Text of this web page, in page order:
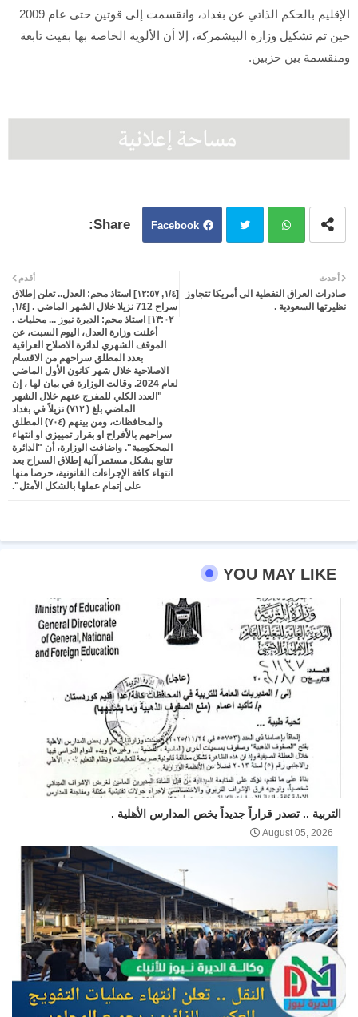
الإقليم بالحكم الذاتي عن بغداد، وانقسمت إلى قوتين حتى عام 2009
حين تم تشكيل وزارة البيشمركة، إلا أن الألوية الخاصة بها بقيت تابعة
ومنقسمة بين حزبين.
Facebook
ter atsa
أحدث
صادرات العراق النفطية الى أمريكا تتجاوز
نظيرتها السعودية .
أقدم
[٤/‏١, ١٢:٥٧] استاذ محم: العدل.. تعلن إطلاق
سراح 712 نزيلا خلال الشهر الماضي . [٤/‏١,
١٣:٠٢] استاذ محم: الديرة نيوز ... محليات .
أعلنت وزارة العدل، اليوم السبت، عن
الموقف الشهري لدائرة الاصلاح العراقية
بعدد المطلق سراحهم من الاقسام
الاصلاحية خلال ‏شهر كانون الأول الماضي
لعام 2024. وقالت الوزارة في بيان لها ، إن
"العدد الكلي للمفرج عنهم خلال الشهر
الماضي بلغ ( ٧١٢) نزيلاً في بغداد
والمحافظات، ومن بينهم (٧٠٤) المطلق
سراحهم بالأفراح او بقرار تمييزي او انتهاء
المحكومية". واضافت الوزارة، أن "الدائرة
تتابع بشكل مستمر آلية ‏إطلاق السراح بعد
انتهاء كافة الإجراءات القانونية، حرصا ‏منها
على إتمام عملها بالشكل الأمثل".
YOU MAY LIKE
التربية .. تصدر قراراً جديداً يخص المدارس الأهلية .
August 05, 2026